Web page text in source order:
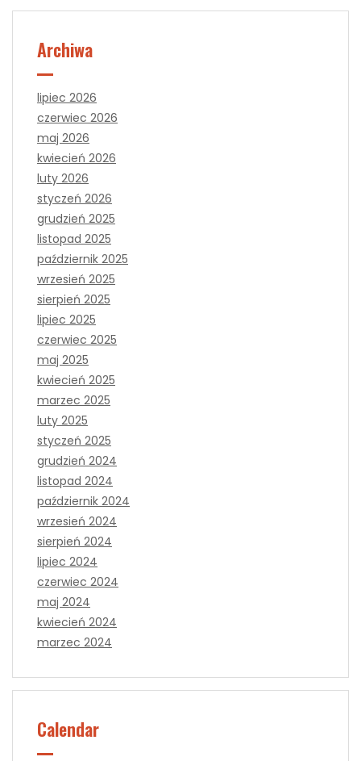
Archiwa
lipiec 2026
czerwiec 2026
maj 2026
kwiecień 2026
luty 2026
styczeń 2026
grudzień 2025
listopad 2025
październik 2025
wrzesień 2025
sierpień 2025
lipiec 2025
czerwiec 2025
maj 2025
kwiecień 2025
marzec 2025
luty 2025
styczeń 2025
grudzień 2024
listopad 2024
październik 2024
wrzesień 2024
sierpień 2024
lipiec 2024
czerwiec 2024
maj 2024
kwiecień 2024
marzec 2024
Calendar